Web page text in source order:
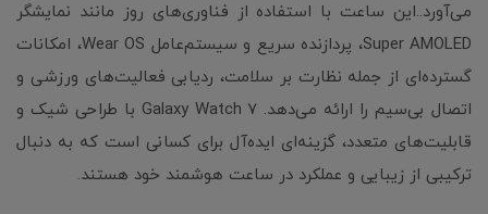
می‌آورد..این ساعت با استفاده از فناوری‌های روز مانند نمایشگر
Super AMOLED، پردازنده سریع و سیستم‌عامل Wear OS، امکانات
گسترده‌ای از جمله نظارت بر سلامت، ردیابی فعالیت‌های ورزشی و
اتصال بی‌سیم را ارائه می‌دهد. Galaxy Watch 7 با طراحی شیک و
قابلیت‌های متعدد، گزینه‌ای ایده‌آل برای کسانی است که به دنبال
ترکیبی از زیبایی و عملکرد در ساعت هوشمند خود هستند.